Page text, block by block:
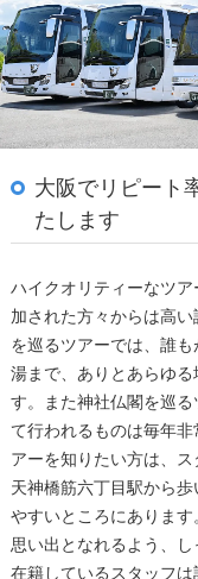
大阪でリピート
たします
ハイクオリティーなツ
加された方々からは高
を巡るツアーでは、誰
湯まで、ありとあらゆ
す。また神社仏閣を巡
て行われるものは毎年
アーを知りたい方は、
天神橋筋六丁目駅から
やすいところにありま
思い出となれるよう、し
在籍しているスタッフ